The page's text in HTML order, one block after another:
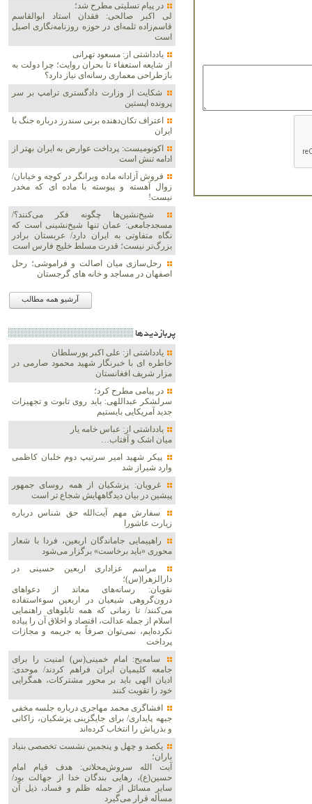
در پیام تسلیتی مطرح شد؛
لی اکبر صالحی: فقدان استاد ابوالقاسم
قاسم‌زاده ثلمه‌ای در حوزه روزنامه‌نگاری اصیل
است
یادداشتی از: مسعود تهرانی
از شایعه استعفاء تا بحران روایت؛ چرا دولت به
بازطراحی معماری رسانه‌ای نیاز دارد؟
شکایت از وزارت دادگستری ترامپ بر سر
پرونده اپستین
اعتراف تکان‌دهنده برنی سندرز درباره جنگ با
ایران
اکونومیست: پرداخت عوارض به ایران بهتر از
ادامه تنش است
فروش آزادانه ماده ویرانگر در کوچه و خیابان/
زوال آهسته و پیوسته با ماده ای که مخدر
نیست!
شیخ‌نشین‌ها چگونه فکر می‌کنند؟/
مسجدجامعی: عمان تنها شیخ‌نشینی است که
نگاه متفاوتی به ایران دارد/ عربستان برادر
بزرگ‌تر نیست؛ قدرت مسلط خلیج فارس است
رحل‌سازی میان اصالت و فراموشی؛ رحل
اصفهان در مساجد و خانه های گرجستان
آرشیو همه مطالب
پربازديدها
یادداشتی از: علی اکبر پورسلطان
خاطره ای با خبرنگار شهید محمود صارمی در
مزار شریف افغانستان
در پیامی مطرح کرد؛
سرلشکر عبداللهی: باید روی تابوت و تجهیزات
جدید آمریکایی بایستیم
یادداشتی از: عباس خامه یار
میان اشک و آفتاب…
پیکر شهید امیر سرتیپ دوم خلبان کاظمی
وارد شیراز شد
غرویان: پزشکیان از همه روسای جمهور
پیشین در بیان دیدگاههایش شجاع تر است
سفارش مهم آیت‌الله حق شناس درباره
زیارت عاشورا
راهپیمایی جاماندگان اربعین، فردا با شعار
محوری «باید برخاست» برگزار می‌شود
مراسم عزاداری اربعین حسینی در
دارالزهرا(س)؛
نقویان: رسانه‌های معاند از دعواهای
درون‌گروهی شیعیان در اربعین سوءاستفاده
می‌کنند/ تا زمانی که همه تابلوهای راهنمایی
اسلام از جمله عدالت، اقتصاد و اخلاق آن را پیاده
نکرده‌ایم، نمی‌توان صرفاً به جریمه و مجازات
پرداخت
سامه‌یح: امام خمینی(س) امنیت را برای
جامعه کلیمیان ایران فراهم کردند/ موحدی:
ادیان الهی باید بر محور مشترکات، همگرایی
خود را تقویت کنند
افشاگری محمد مهاجری درباره جلسه مخفی
جبهه پایداری/ برای جایگزینی پزشکیان، زاکانی
و بذرپاش را انتخاب کرده‌اند
یکصد و چهل و پنجمین نشست تخصصی بنیاد
باران؛
آیت الله سروش‌محلاتی: هدف قیام امام
حسین(ع)، رهایی بندگان خدا از جهالت بود/
سایر مسائل از جمله ظلم و فساد، ذیل آن
مسأله قرار می‌گیرد